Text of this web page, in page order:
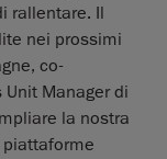
rallentare. Il
nei prossimi
co-
Manager di
la nostra